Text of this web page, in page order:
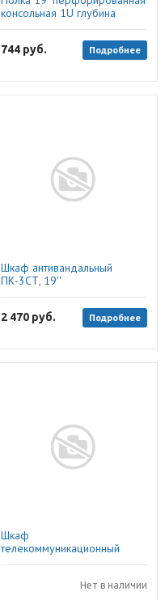
консольная 1U глубина
744 руб. Подробнее
Шкаф антивандальный
ПК-3СТ, 19''
2 470 руб. Подробнее
Шкаф
телекоммуникационный
Нет в наличии